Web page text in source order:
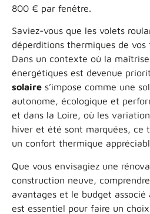
800 € par fenêtre.
Saviez-vous que les volets
déperditions thermiques de vos
Dans un contexte où la
énergétiques est devenue
solaire s’impose comme une
autonome, écologique et
et dans la Loire, où les
hiver et été sont marquées, ce
un confort thermique
Que vous envisagiez une
construction neuve,
avantages et le budget associé
est essentiel pour faire un